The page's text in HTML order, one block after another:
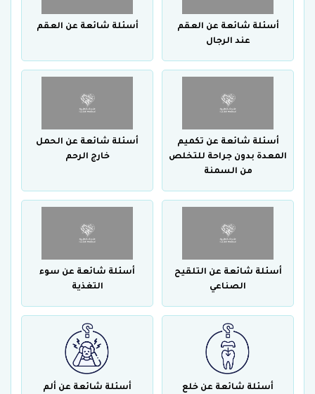
أسئلة شائعة عن العقم
عند الرجال
أسئلة شائعة عن العقم
أسئلة شائعة عن تكميم
المعدة بدون جراحة للتخلص
من السمنة
أسئلة شائعة عن الحمل
خارج الرحم
أسئلة شائعة عن التلقيح
الصناعي
أسئلة شائعة عن سوء
التغذية
أسئلة شائعة عن خلع
أسئلة شائعة عن ألم